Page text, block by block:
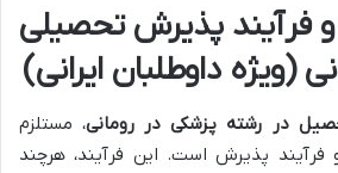
فرآیند پذیرش تحصیلی
(ویژه داوطلبان ایرانی)
در رشته پزشکی در رومانی، مستلزم
فرآیند پذیرش است. این فرآیند، هرچند